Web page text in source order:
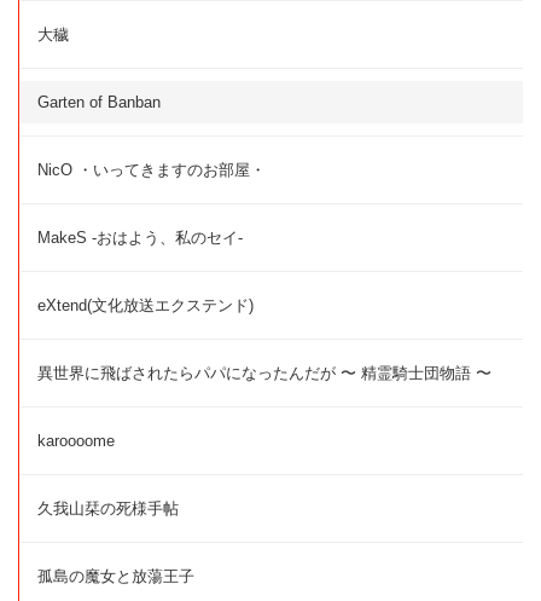
大穢
Garten of Banban
NicO ・いってきますのお部屋・
MakeS -おはよう、私のセイ-
eXtend(文化放送エクステンド)
異世界に飛ばされたらパパになったんだが 〜 精霊騎士団物語 〜
karoooome
久我山栞の死様手帖
孤島の魔女と放蕩王子